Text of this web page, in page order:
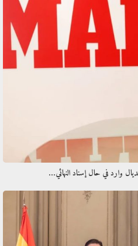
وارد في حال إسناد النهائي…